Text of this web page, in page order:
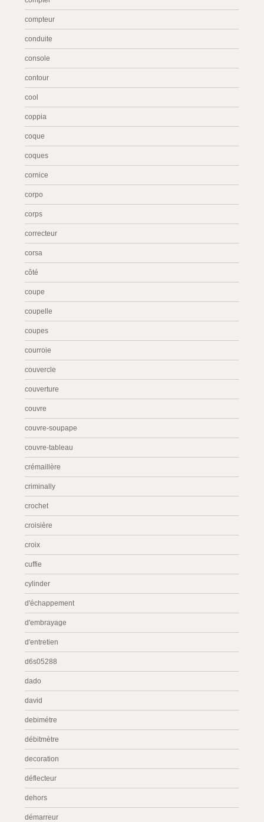
compteur
conduite
console
contour
cool
coppia
coque
coques
cornice
corpo
corps
correcteur
corsa
côté
coupe
coupelle
coupes
courroie
couvercle
couverture
couvre
couvre-soupape
couvre-tableau
crémaillère
criminally
crochet
croisière
croix
cuffie
cylinder
d'échappement
d'embrayage
d'entretien
d6s05288
dado
david
debimétre
débitmètre
decoration
déflecteur
dehors
démarreur